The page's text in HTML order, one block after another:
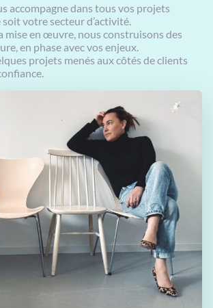
accompagne dans tous vos projets
votre secteur d’activité.
mise en œuvre, nous construisons des
en phase avec vos enjeux.
projets menés aux côtés de clients